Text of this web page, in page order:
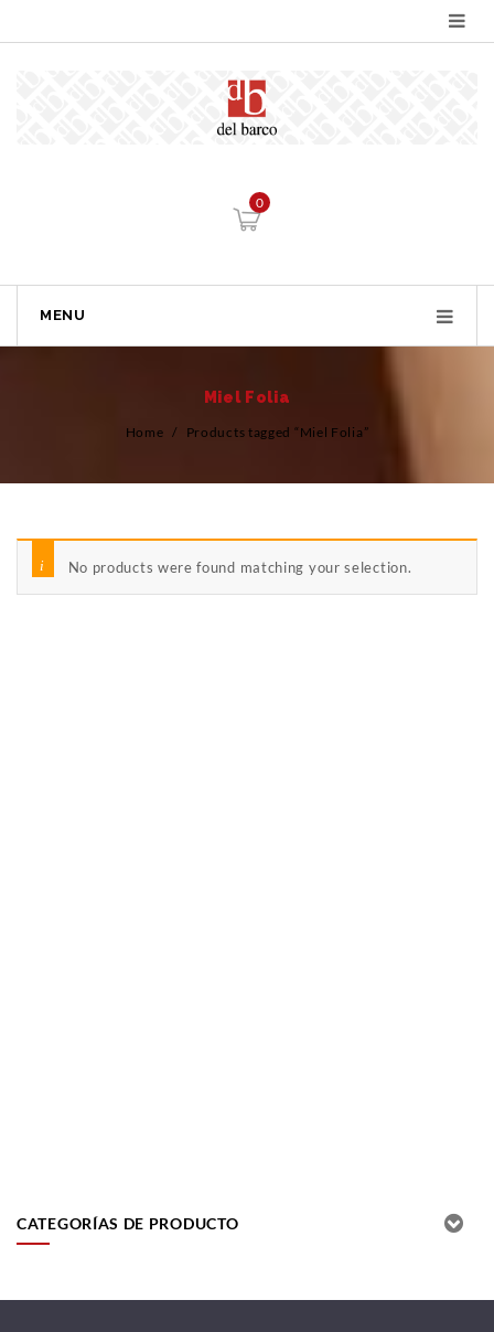
0
MENU
Miel Folia
Home / Products tagged “Miel Folia”
No products were found matching your selection.
CATEGORÍAS DE PRODUCTO